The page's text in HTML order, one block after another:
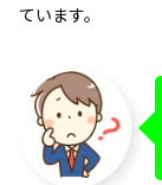
ています。